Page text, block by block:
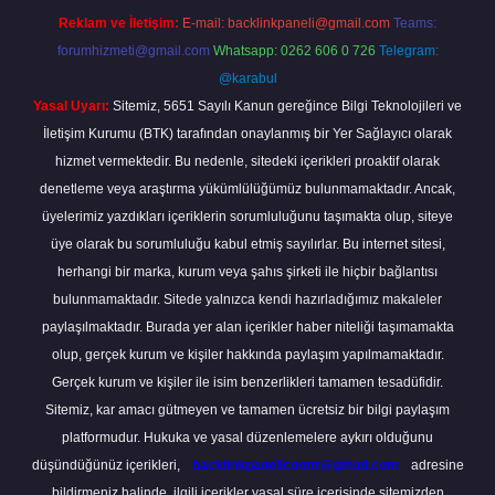
Reklam ve İletişim: E-mail: backlinkpaneli@gmail.com Teams:
forumhizmeti@gmail.com Whatsapp: 0262 606 0 726 Telegram:
@karabul
Yasal Uyarı: Sitemiz, 5651 Sayılı Kanun gereğince Bilgi Teknolojileri ve
İletişim Kurumu (BTK) tarafından onaylanmış bir Yer Sağlayıcı olarak
hizmet vermektedir. Bu nedenle, sitedeki içerikleri proaktif olarak
denetleme veya araştırma yükümlülüğümüz bulunmamaktadır. Ancak,
üyelerimiz yazdıkları içeriklerin sorumluluğunu taşımakta olup, siteye
üye olarak bu sorumluluğu kabul etmiş sayılırlar. Bu internet sitesi,
herhangi bir marka, kurum veya şahıs şirketi ile hiçbir bağlantısı
bulunmamaktadır. Sitede yalnızca kendi hazırladığımız makaleler
paylaşılmaktadır. Burada yer alan içerikler haber niteliği taşımamakta
olup, gerçek kurum ve kişiler hakkında paylaşım yapılmamaktadır.
Gerçek kurum ve kişiler ile isim benzerlikleri tamamen tesadüfidir.
Sitemiz, kar amacı gütmeyen ve tamamen ücretsiz bir bilgi paylaşım
platformudur. Hukuka ve yasal düzenlemelere aykırı olduğunu
düşündüğünüz içerikleri,
backlinkpanelicomtr@gmail.com
adresine